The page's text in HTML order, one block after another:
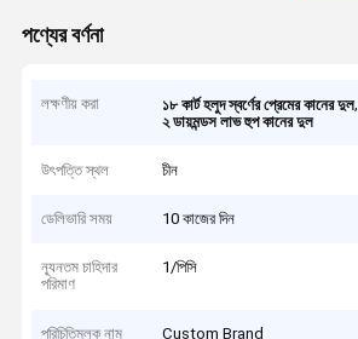
পণ্যের বর্ণনা
লক্ষণীয় করা ১৮ কার্ট হলুদ স্বর্ণের প্রেমের কানের দুল,
২ ডায়মন্ডস লাভ হুপ কানের দুল
উৎপত্তি স্থল চীন
ডেলিভারি সময় 10 কাজের দিন
ন্যূনতম চাহিদার
পরিমাণ
1/পিসি
পরিচিতিমুলক নাম Custom Brand